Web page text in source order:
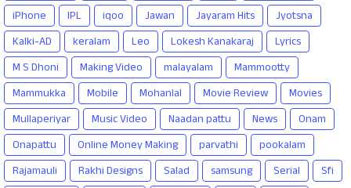
iPhone
IPL iqoo Jawan Jayaram Hits
Jyotsna
Kalki-AD
keralam Leo Lokesh Kanakaraj
Lyrics
M S Dhoni
Making Video malayalam
Mammootty
Mammukka
Mobile Mohanlal Movie Review
Movies
Mullaperiyar
Music Video Naadan pattu News
Onam
Onapattu
Online Money Making parvathi
pookalam
Rajamauli
Rakhi Designs Salad samsung Serial
Sfi